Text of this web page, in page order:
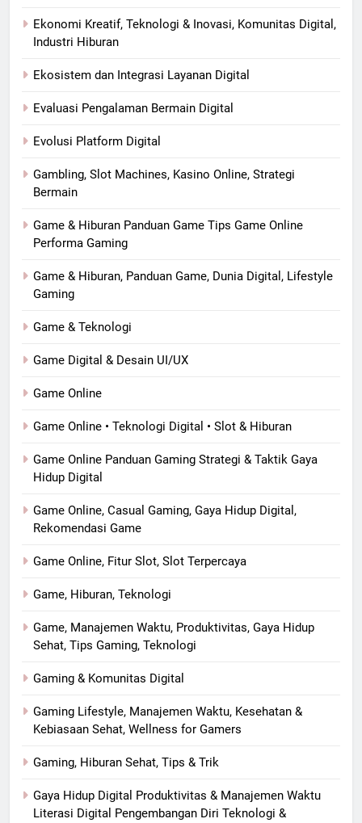
Ekonomi Kreatif, Teknologi & Inovasi, Komunitas Digital,
Industri Hiburan
Ekosistem dan Integrasi Layanan Digital
Evaluasi Pengalaman Bermain Digital
Evolusi Platform Digital
Gambling, Slot Machines, Kasino Online, Strategi
Bermain
Game & Hiburan Panduan Game Tips Game Online
Performa Gaming
Game & Hiburan, Panduan Game, Dunia Digital, Lifestyle
Gaming
Game & Teknologi
Game Digital & Desain UI/UX
Game Online
Game Online • Teknologi Digital • Slot & Hiburan
Game Online Panduan Gaming Strategi & Taktik Gaya
Hidup Digital
Game Online, Casual Gaming, Gaya Hidup Digital,
Rekomendasi Game
Game Online, Fitur Slot, Slot Terpercaya
Game, Hiburan, Teknologi
Game, Manajemen Waktu, Produktivitas, Gaya Hidup
Sehat, Tips Gaming, Teknologi
Gaming & Komunitas Digital
Gaming Lifestyle, Manajemen Waktu, Kesehatan &
Kebiasaan Sehat, Wellness for Gamers
Gaming, Hiburan Sehat, Tips & Trik
Gaya Hidup Digital Produktivitas & Manajemen Waktu
Literasi Digital Pengembangan Diri Teknologi &